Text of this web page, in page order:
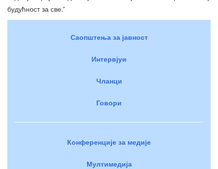
будућност за све.”
Саопштења за јавност
Интервјуи
Чланци
Говори
Конференције за медије
Мултимедија